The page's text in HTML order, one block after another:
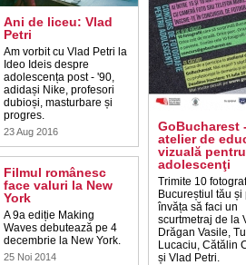
Ani de liceu: Vlad
Petri
Am vorbit cu Vlad Petri la
Ideo Ideis despre
adolescența post - '90,
adidași Nike, profesori
dubioși, masturbare și
progres.
23 Aug 2016
Filmul românesc
face valuri la New
York
A 9a ediție Making
Waves debutează pe 4
decembrie la New York.
25 Noi 2014
GoBucharest
atelier de
vizuală pentru
adolescenţi
Trimite 10
Bucureștiul tău și
învăța să faci un
scurtmetraj de la
Drăgan Vasile,
Lucaciu, Cătălin
și Vlad Petri.